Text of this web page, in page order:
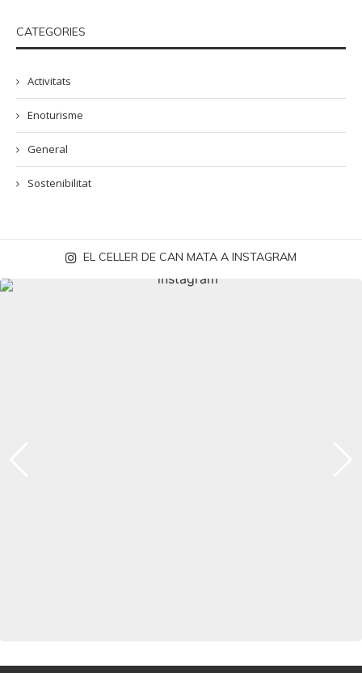
CATEGORIES
Activitats
Enoturisme
General
Sostenibilitat
EL CELLER DE CAN MATA A INSTAGRAM